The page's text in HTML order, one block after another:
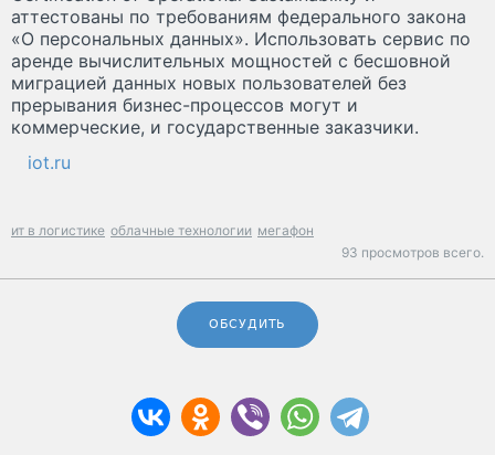
аттестованы по требованиям федерального закона
«О персональных данных». Использовать сервис по
аренде вычислительных мощностей с бесшовной
миграцией данных новых пользователей без
прерывания бизнес-процессов могут и
коммерческие, и государственные заказчики.
iot.ru
ит в логистике облачные технологии мегафон
93 просмотров всего.
ОБСУДИТЬ